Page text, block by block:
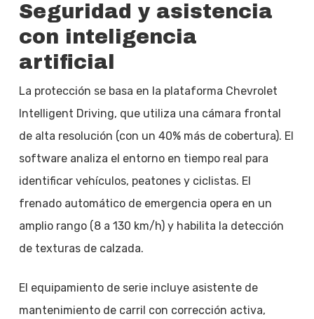
Seguridad y asistencia
con inteligencia
artificial
La protección se basa en la plataforma Chevrolet
Intelligent Driving, que utiliza una cámara frontal
de alta resolución (con un 40% más de cobertura). El
software analiza el entorno en tiempo real para
identificar vehículos, peatones y ciclistas. El
frenado automático de emergencia opera en un
amplio rango (8 a 130 km/h) y habilita la detección
de texturas de calzada.
El equipamiento de serie incluye asistente de
mantenimiento de carril con corrección activa,